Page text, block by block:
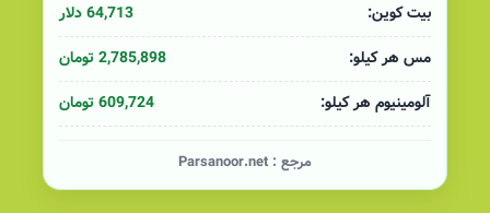
بیت کوین:
64,713 دلار
مس هر کیلو:
2,785,898 تومان
آلومینیوم هر کیلو:
609,724 تومان
مرجع : Parsanoor.net